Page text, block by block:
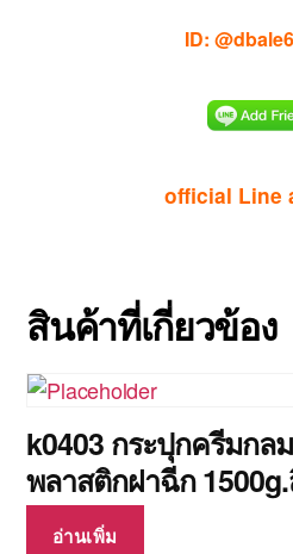
ID:
official Line
สินค้าที่เกี่ยวข้อง
k0403 กระปุกครีมกล
พลาสติกฝาฉีก
อ่านเพิ่ม